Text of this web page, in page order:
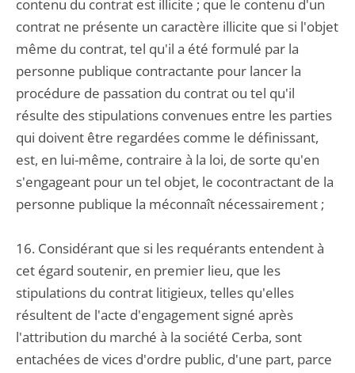
contenu du contrat est illicite ; que le contenu d'un
contrat ne présente un caractère illicite que si l'objet
même du contrat, tel qu'il a été formulé par la
personne publique contractante pour lancer la
procédure de passation du contrat ou tel qu'il
résulte des stipulations convenues entre les parties
qui doivent être regardées comme le définissant,
est, en lui-même, contraire à la loi, de sorte qu'en
s'engageant pour un tel objet, le cocontractant de la
personne publique la méconnaît nécessairement ;
16. Considérant que si les requérants entendent à
cet égard soutenir, en premier lieu, que les
stipulations du contrat litigieux, telles qu'elles
résultent de l'acte d'engagement signé après
l'attribution du marché à la société Cerba, sont
entachées de vices d'ordre public, d'une part, parce